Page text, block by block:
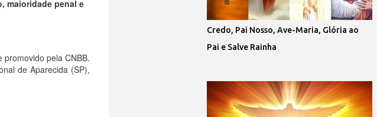
maioridade penal e
pela CNBB.
de Aparecida (SP),
Credo, Pai Nosso, Ave-Maria, Glória ao
Pai e Salve Rainha